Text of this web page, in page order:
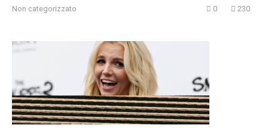
Non categorizzato 0 230